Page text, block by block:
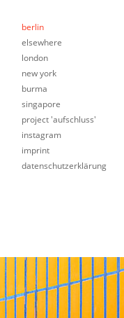
berlin
elsewhere
london
new york
burma
singapore
project 'aufschluss'
instagram
imprint
datenschutzerklärung